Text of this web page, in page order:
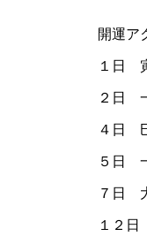
開運ア
１日
２日
４日
５日
７日
１２